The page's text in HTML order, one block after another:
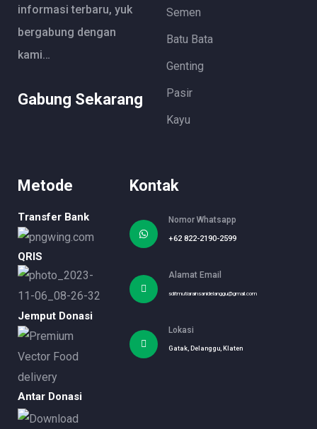
informasi terbaru, yuk
bergabung dengan
kami…
Gabung Sekarang
Semen
Batu Bata
Genting
Pasir
Kayu
Metode
Transfer Bank
QRIS
Jemput Donasi
Antar Donasi
Kontak
Nomor Whatsapp
+62 822-2190-2599
Alamat Email
sditmutiarainsanidelanggu@gmail.com
Lokasi
Gatak, Delanggu, Klaten